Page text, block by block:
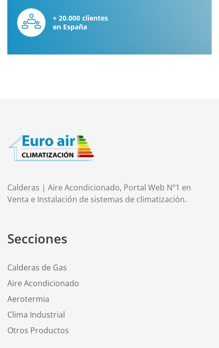
+ 20.000 clientes
en España
Calderas | Aire Acondicionado, Portal Web Nº1 en
Venta e Instalación de sistemas de climatización.
Secciones
Calderas de Gas
Aire Acondicionado
Aerotermia
Clima Industrial
Otros Productos